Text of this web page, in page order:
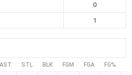
0
1
AST STL BLK FGM FGA FG%